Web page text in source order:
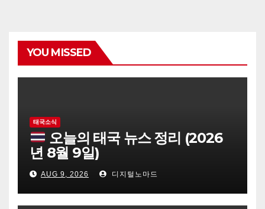
YOU MISSED
태국소식
오늘의 태국 뉴스 정리 (2026
년 8월 9일)
AUG 9, 2026 디지털노마드